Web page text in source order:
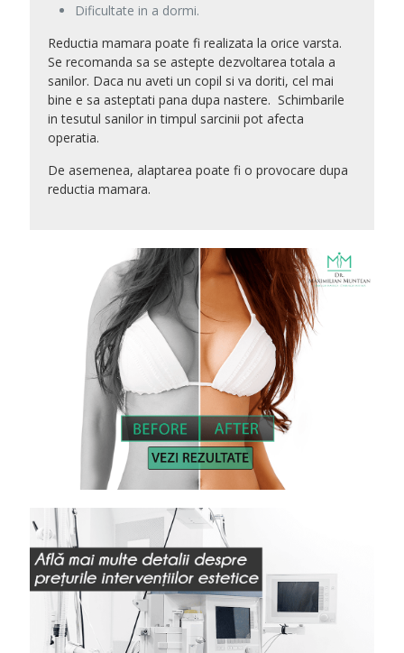
Dificultate in a dormi.
Reductia mamara poate fi realizata la orice varsta.
Se recomanda sa se astepte dezvoltarea totala a
sanilor. Daca nu aveti un copil si va doriti, cel mai
bine e sa asteptati pana dupa nastere. Schimbarile
in tesutul sanilor in timpul sarcinii pot afecta
operatia.
De asemenea, alaptarea poate fi o provocare dupa
reductia mamara.